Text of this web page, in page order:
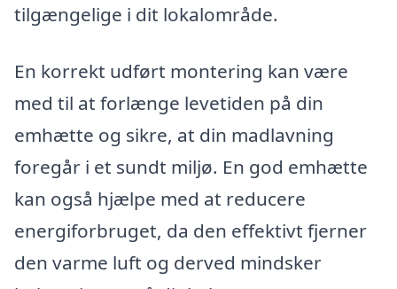
tilgængelige i dit lokalområde.
En korrekt udført montering kan være
med til at forlænge levetiden på din
emhætte og sikre, at din madlavning
foregår i et sundt miljø. En god emhætte
kan også hjælpe med at reducere
energiforbruget, da den effektivt fjerner
den varme luft og derved mindsker